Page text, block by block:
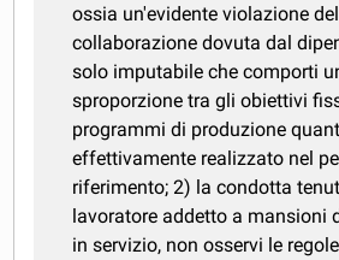
ossia un'evidente violazione
collaborazione dovuta dal
solo imputabile che comporti
sproporzione tra gli obiettivi
programmi di produzione
effettivamente realizzato nel
riferimento; 2) la condotta
lavoratore addetto a mansioni
in servizio, non osservi le